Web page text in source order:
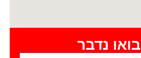
בואו נדבר